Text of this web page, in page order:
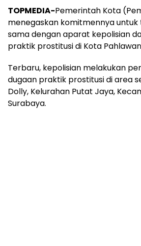
TOPMEDIA-Pemerintah Kota
menegaskan komitmennya
sama dengan aparat kepolisian
praktik prostitusi di Kota
Terbaru, kepolisian melakukan
dugaan praktik prostitusi di area
Dolly, Kelurahan Putat Jaya,
Surabaya.